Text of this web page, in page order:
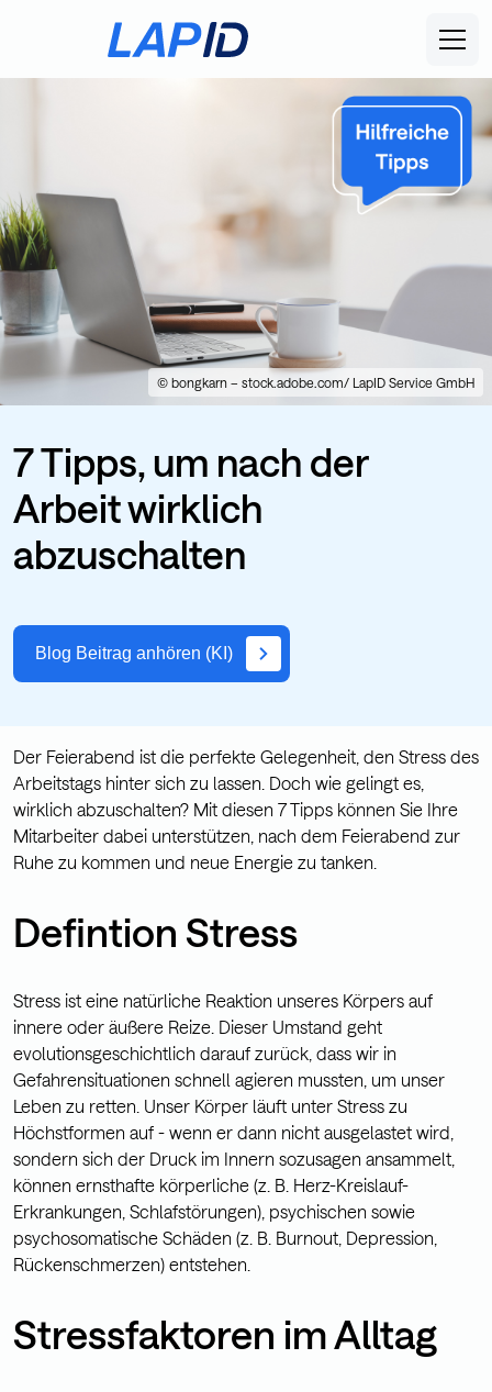
7 Tipps, um nach der
Arbeit wirklich
abzuschalten
Blog Beitrag anhören (KI)
© bongkarn – stock.adobe.com/ LapID Service GmbH
Der Feierabend ist die perfekte Gelegenheit, den Stress des
Arbeitstags hinter sich zu lassen. Doch wie gelingt es,
wirklich abzuschalten? Mit diesen 7 Tipps können Sie Ihre
Mitarbeiter dabei unterstützen, nach dem Feierabend zur
Ruhe zu kommen und neue Energie zu tanken.
Defintion Stress
Stress ist eine natürliche Reaktion unseres Körpers auf
innere oder äußere Reize. Dieser Umstand geht
evolutionsgeschichtlich darauf zurück, dass wir in
Gefahrensituationen schnell agieren mussten, um unser
Leben zu retten. Unser Körper läuft unter Stress zu
Höchstformen auf - wenn er dann nicht ausgelastet wird,
sondern sich der Druck im Innern sozusagen ansammelt,
können ernsthafte körperliche (z. B. Herz-Kreislauf-
Erkrankungen, Schlafstörungen), psychischen sowie
psychosomatische Schäden (z. B. Burnout, Depression,
Rückenschmerzen) entstehen.
Stressfaktoren im Alltag